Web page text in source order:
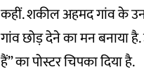
कहीं. शकील अहमद गांव के
गांव छोड़ देने का मन बनाया
हैं” का पोस्टर चिपका दिया है.